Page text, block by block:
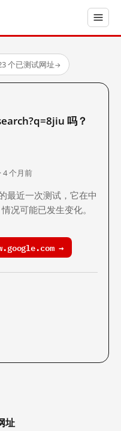
个已测试网址→
吗？
4 个月前
最近一次测试，它在中
况可能已发生变化。
→
址